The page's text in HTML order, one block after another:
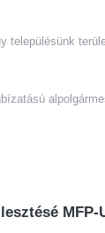
MFP-